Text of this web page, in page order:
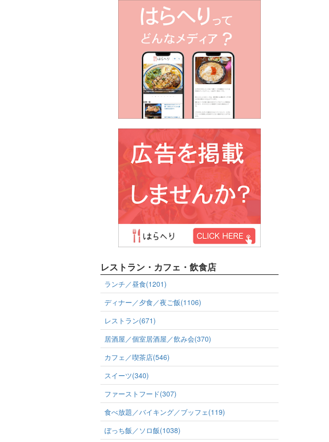
レストラン・カフェ・飲食店
ランチ／昼食(1201)
ディナー／夕食／夜ご飯(1106)
レストラン(671)
居酒屋／個室居酒屋／飲み会(370)
カフェ／喫茶店(546)
スイーツ(340)
ファーストフード(307)
食べ放題／バイキング／ブッフェ(119)
ぼっち飯／ソロ飯(1038)